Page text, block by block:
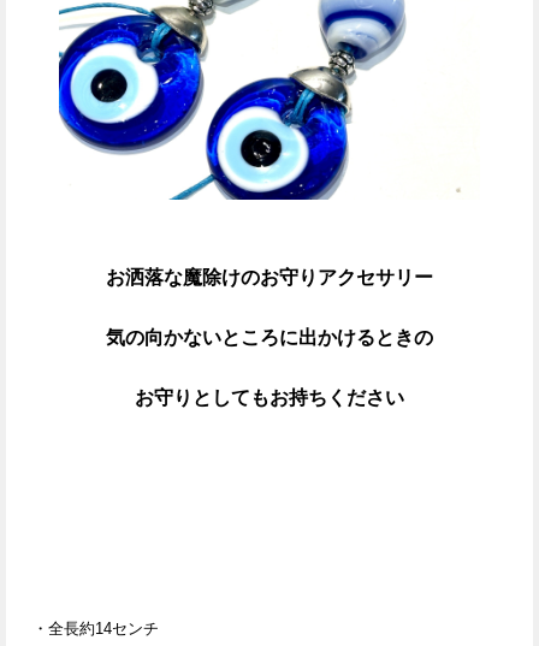
お洒落な魔除けのお守りアクセサリー
気の向かないところに出かけるときの
お守りとしてもお持ちください
・ 全長約14センチ